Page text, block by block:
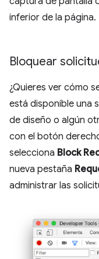
inferior de la página.
Bloquear
¿Quieres ver cómo
está disponible una
de diseño o algún
con el botón
selecciona Block
nueva pestaña
administrar las